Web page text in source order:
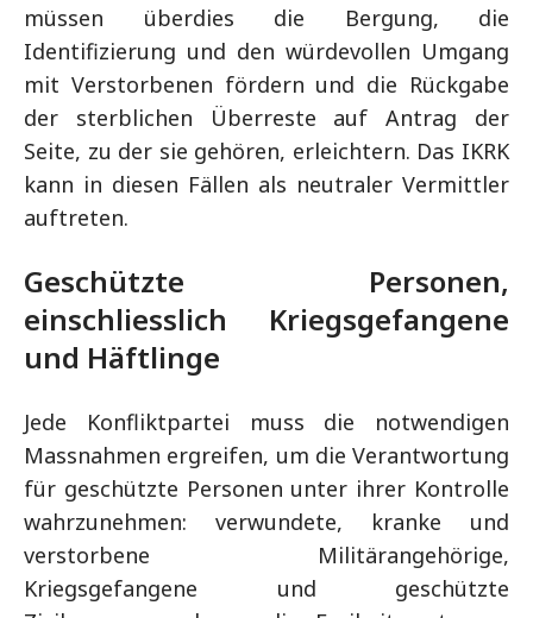
müssen überdies die Bergung, die
Identifizierung und den würdevollen Umgang
mit Verstorbenen fördern und die Rückgabe
der sterblichen Überreste auf Antrag der
Seite, zu der sie gehören, erleichtern. Das IKRK
kann in diesen Fällen als neutraler Vermittler
auftreten.
Geschützte Personen,
einschliesslich Kriegsgefangene
und Häftlinge
Jede Konfliktpartei muss die notwendigen
Massnahmen ergreifen, um die Verantwortung
für geschützte Personen unter ihrer Kontrolle
wahrzunehmen: verwundete, kranke und
verstorbene Militärangehörige,
Kriegsgefangene und geschützte